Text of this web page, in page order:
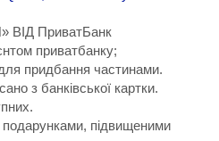
ПриватБанк
приватбанку;
придбання частинами.
з банківської картки.
підвищеними